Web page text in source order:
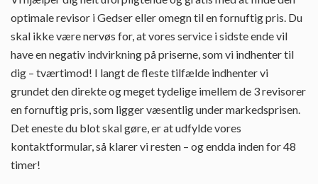
optimale revisor i Gedser eller omegn til en fornuftig pris. Du
skal ikke være nervøs for, at vores service i sidste ende vil
have en negativ indvirkning på priserne, som vi indhenter til
dig – tværtimod! I langt de fleste tilfælde indhenter vi
grundet den direkte og meget tydelige imellem de 3 revisorer
en fornuftig pris, som ligger væsentlig under markedsprisen.
Det eneste du blot skal gøre, er at udfylde vores
kontaktformular, så klarer vi resten – og endda inden for 48
timer!